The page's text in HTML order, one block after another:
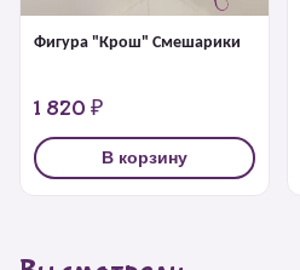
Фигура "Крош" Смешарики
1 820 ₽
В корзину